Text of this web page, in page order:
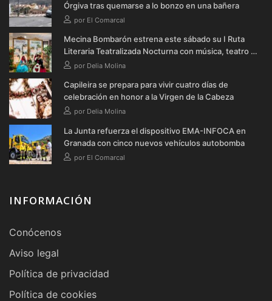
Órgiva tras quemarse a lo bonzo en una bañera
por El Comarcal
Mecina Bombarón estrena este sábado su I Ruta
Literaria Teatralizada Nocturna con música, teatro y
verbena
por Delia Molina
Capileira se prepara para vivir cuatro días de
celebración en honor a la Virgen de la Cabeza
por Delia Molina
La Junta refuerza el dispositivo EMA-INFOCA en
Granada con cinco nuevos vehículos autobomba
por El Comarcal
INFORMACIÓN
Conócenos
Aviso legal
Política de privacidad
Política de cookies